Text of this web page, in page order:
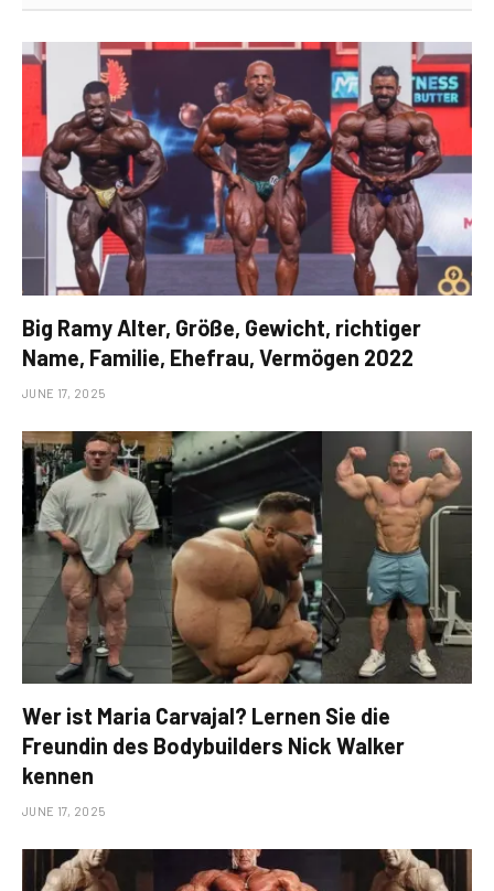
Big Ramy Alter, Größe, Gewicht, richtiger
Name, Familie, Ehefrau, Vermögen 2022
JUNE 17, 2025
Wer ist Maria Carvajal? Lernen Sie die
Freundin des Bodybuilders Nick Walker
kennen
JUNE 17, 2025